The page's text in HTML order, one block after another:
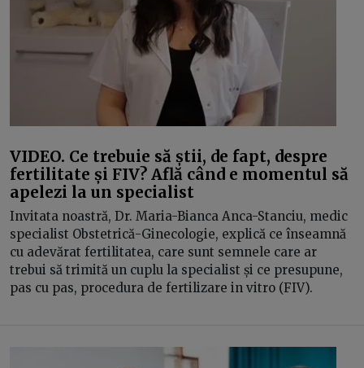
VIDEO. Ce trebuie să știi, de fapt, despre
fertilitate și FIV? Află când e momentul să
apelezi la un specialist
Invitata noastră, Dr. Maria-Bianca Anca-Stanciu, medic
specialist Obstetrică-Ginecologie, explică ce înseamnă
cu adevărat fertilitatea, care sunt semnele care ar
trebui să trimită un cuplu la specialist și ce presupune,
pas cu pas, procedura de fertilizare in vitro (FIV).